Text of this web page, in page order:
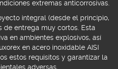
extremas anticorrosivas.
integral (desde el principio,
de entrega muy cortos . Esta
en ambientes explosivos, así
en acero inoxidable AISI
estos requisitos y garantizar la
adversas.